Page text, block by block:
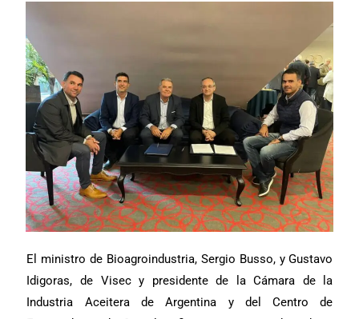
El ministro de Bioagroindustria, Sergio Busso, y Gustavo
Idigoras, de Visec y presidente de la Cámara de la
Industria Aceitera de Argentina y del Centro de